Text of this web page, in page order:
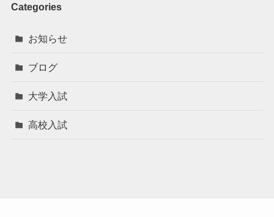
Categories
お知らせ
ブログ
大学入試
高校入試